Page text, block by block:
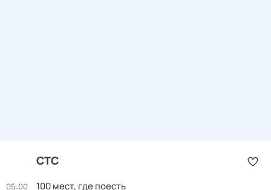
СТС
05:00 100 мест, где поесть